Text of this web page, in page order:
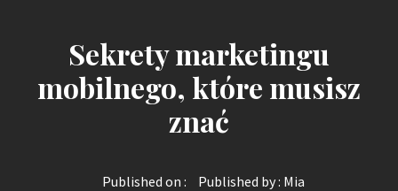
Sekrety marketingu
mobilnego, które musisz
znać
Published on : Published by : Mia